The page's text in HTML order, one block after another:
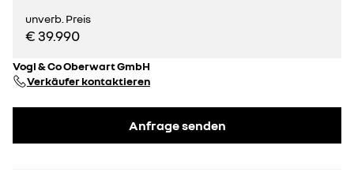
unverb. Preis
€ 39.990
Vogl & Co Oberwart GmbH
Verkäufer kontaktieren
Anfrage senden